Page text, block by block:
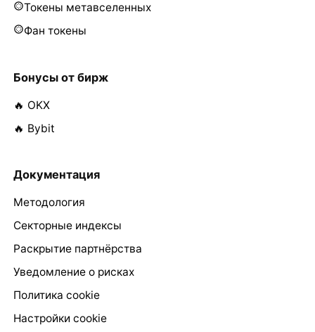
Токены метавселенных
Фан токены
Бонусы от бирж
🔥 OKX
🔥 Bybit
Документация
Методология
Секторные индексы
Раскрытие партнёрства
Уведомление о рисках
Политика cookie
Настройки cookie